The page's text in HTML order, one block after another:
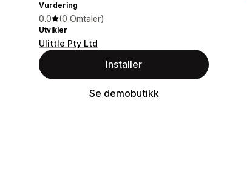
Vurdering
0.0 (0 Omtaler)
Utvikler
Ulittle Pty Ltd
Installer
Se demobutikk